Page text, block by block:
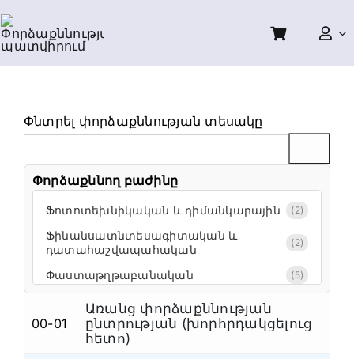
to
content
Փնտրել փորձաքննության տեսակը
Փորձաքննող բաժինը
Ֆոտոտեխնիկական և դիմանկարային (2)
Ֆինանսատնտեսագիտական և
դատահաշվապահական
(2)
Փաստաթղթաբանական (5)
Տեսաձայնագրային,
համակարգչատեխնիկական,
ֆոտոտեխնիկական, դիմանկարային
և լինգվիստիկական
(15)
00-01
Առանց փորձաքննության
ընտրության (խորհրդակցելուց
հետո)